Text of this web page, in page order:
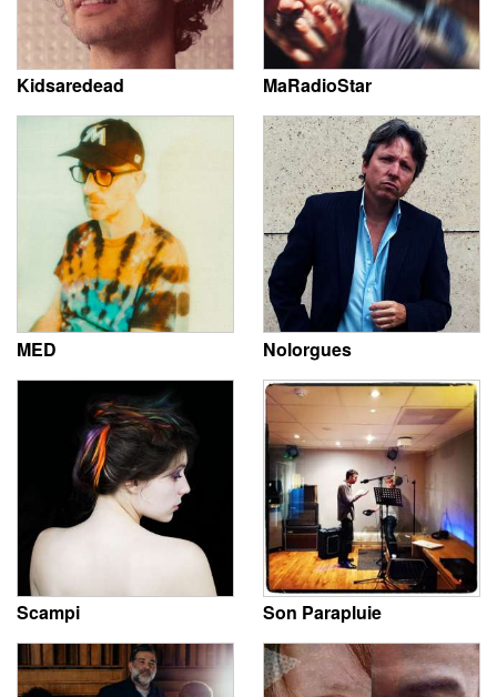
Kidsaredead MaRadioStar
MED Nolorgues
Scampi Son Parapluie